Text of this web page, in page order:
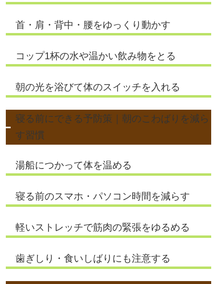
首・肩・背中・腰をゆっくり動かす
コップ1杯の水や温かい飲み物をとる
朝の光を浴びて体のスイッチを入れる
寝る前にできる予防策｜朝のこわばりを減ら
す習慣
湯船につかって体を温める
寝る前のスマホ・パソコン時間を減らす
軽いストレッチで筋肉の緊張をゆるめる
歯ぎしり・食いしばりにも注意する